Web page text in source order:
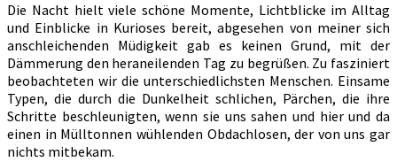
Die Nacht hielt viele schöne Momente, Lichtblicke im Alltag
und Einblicke in Kurioses bereit, abgesehen von meiner sich
anschleichenden Müdigkeit gab es keinen Grund, mit der
Dämmerung den heraneilenden Tag zu begrüßen. Zu fasziniert
beobachteten wir die unterschiedlichsten Menschen. Einsame
Typen, die durch die Dunkelheit schlichen, Pärchen, die ihre
Schritte beschleunigten, wenn sie uns sahen und hier und da
einen in Mülltonnen wühlenden Obdachlosen, der von uns gar
nichts mitbekam.